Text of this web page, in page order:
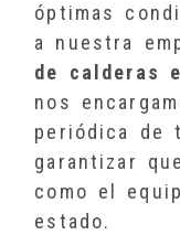
óptimas
a nuestra
de calderas
nos
periódica de
garantizar
como el
estado.